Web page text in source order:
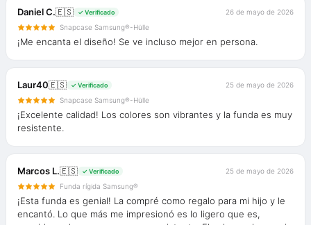
Daniel C.🇪🇸 ✓ Verificado
26 de mayo de 2026
Snapcase Samsung®-Hülle
¡Me encanta el diseño! Se ve incluso mejor en persona.
Laur40🇪🇸 ✓ Verificado
25 de mayo de 2026
Snapcase Samsung®-Hülle
¡Excelente calidad! Los colores son vibrantes y la funda es muy
resistente.
Marcos L.🇪🇸 ✓ Verificado
25 de mayo de 2026
Funda rígida Samsung®
¡Esta funda es genial! La compré como regalo para mi hijo y le
encantó. Lo que más me impresionó es lo ligero que es,